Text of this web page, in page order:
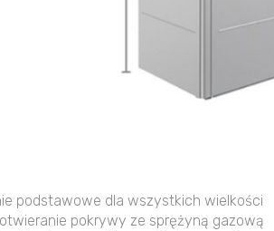
podstawowe dla wszystkich wielkości
pokrywy ze sprężyną gazową